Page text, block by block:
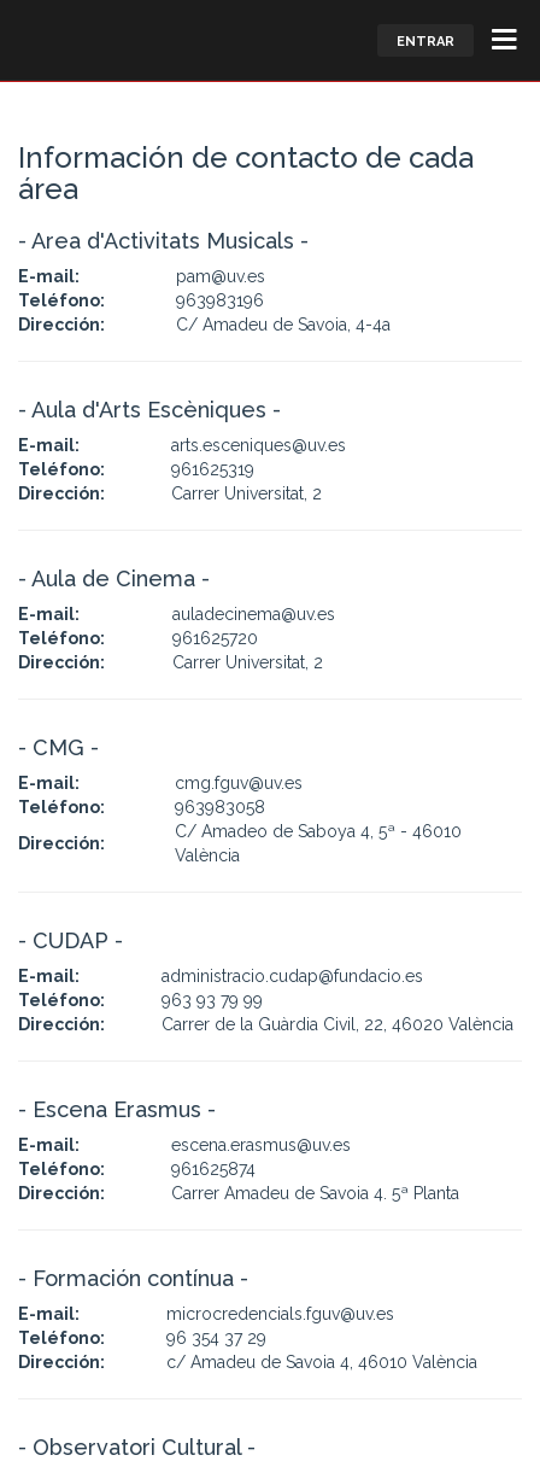
ENTRAR
Información de contacto de cada
área
- Area d'Activitats Musicals -
E-mail:
pam@uv.es
Teléfono:
963983196
Dirección:
C/ Amadeu de Savoia, 4-4a
- Aula d'Arts Escèniques -
E-mail:
arts.esceniques@uv.es
Teléfono:
961625319
Dirección:
Carrer Universitat, 2
- Aula de Cinema -
E-mail:
auladecinema@uv.es
Teléfono:
961625720
Dirección:
Carrer Universitat, 2
- CMG -
E-mail:
cmg.fguv@uv.es
Teléfono:
963983058
Dirección:
C/ Amadeo de Saboya 4, 5ª - 46010
València
- CUDAP -
E-mail:
administracio.cudap@fundacio.es
Teléfono:
963 93 79 99
Dirección:
Carrer de la Guàrdia Civil, 22, 46020 València
- Escena Erasmus -
E-mail:
escena.erasmus@uv.es
Teléfono:
961625874
Dirección:
Carrer Amadeu de Savoia 4. 5ª Planta
- Formación contínua -
E-mail:
microcredencials.fguv@uv.es
Teléfono:
96 354 37 29
Dirección:
c/ Amadeu de Savoia 4, 46010 València
- Observatori Cultural -